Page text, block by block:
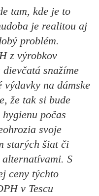
tam, kde je to
je realitou aj
problém.
z výrobkov
snažíme
na dámske
že tak si bude
počas
svoje
starých šiat či
S
ceny týchto
v Tescu